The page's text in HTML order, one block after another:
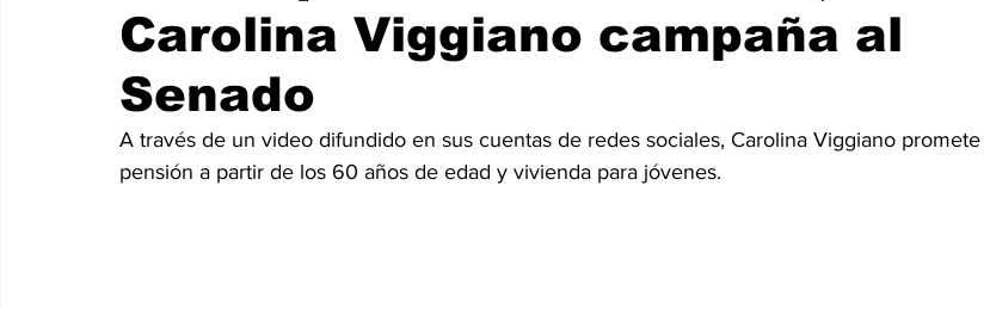
Carolina Viggiano campaña al
Senado
A través de un video difundido en sus cuentas de redes sociales, Carolina Viggiano promete
pensión a partir de los 60 años de edad y vivienda para jóvenes.